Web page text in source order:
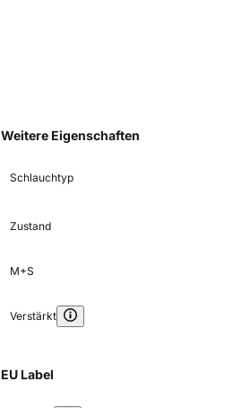
Weitere Eigenschaften
Schlauchtyp
Zustand
M+S
Verstärkt
EU Label